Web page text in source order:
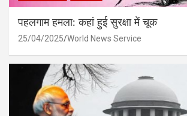
पहलगाम हमला: कहां हुई सुरक्षा में चूक
25/04/2025 World News Service